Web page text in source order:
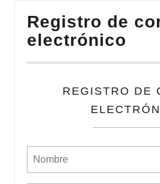
Registro de
electrónico
REGISTRO DE